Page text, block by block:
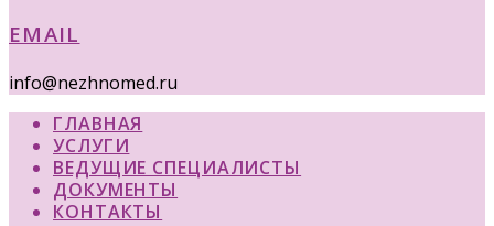
EMAIL
info@nezhnomed.ru
ГЛАВНАЯ
УСЛУГИ
ВЕДУЩИЕ СПЕЦИАЛИСТЫ
ДОКУМЕНТЫ
КОНТАКТЫ